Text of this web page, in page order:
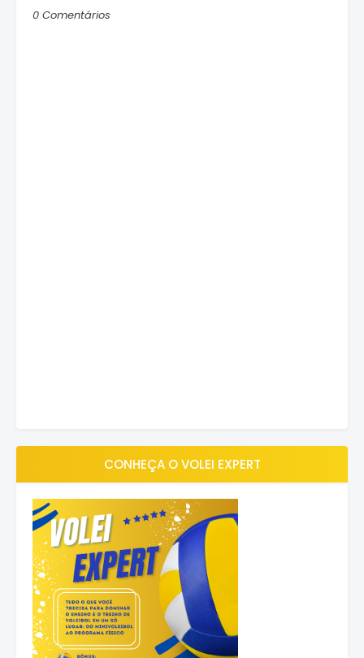
0 Comentários
CONHEÇA O VOLEI EXPERT